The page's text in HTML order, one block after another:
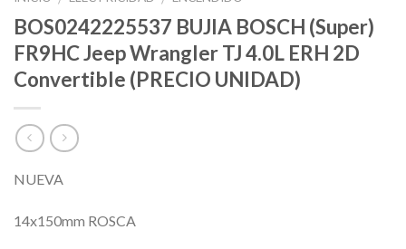
BOS0242225537 BUJIA BOSCH (Super)
FR9HC Jeep Wrangler TJ 4.0L ERH 2D
Convertible (PRECIO UNIDAD)
NUEVA
14x150mm ROSCA